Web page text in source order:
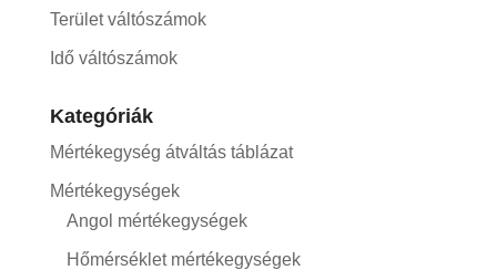
Terület váltószámok
Idő váltószámok
Kategóriák
Mértékegység átváltás táblázat
Mértékegységek
Angol mértékegységek
Hőmérséklet mértékegységek